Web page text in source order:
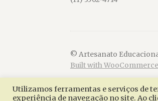
© Artesanato
Built with WooCommerce
Utilizamos ferramentas e serviços de
experiência de navegação no site. Ao